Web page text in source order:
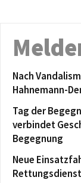
Nach
Hahnemann-
Tag der
verbindet
Begegnung
Neue
Rettungsdienst